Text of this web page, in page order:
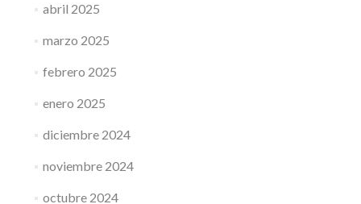
abril 2025
marzo 2025
febrero 2025
enero 2025
diciembre 2024
noviembre 2024
octubre 2024